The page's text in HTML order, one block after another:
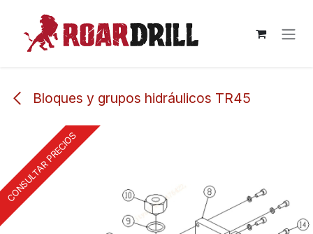
Bloques y grupos hidráulicos TR45
CONSULTAR PRECIOS
CONSULTAR PRECIOS